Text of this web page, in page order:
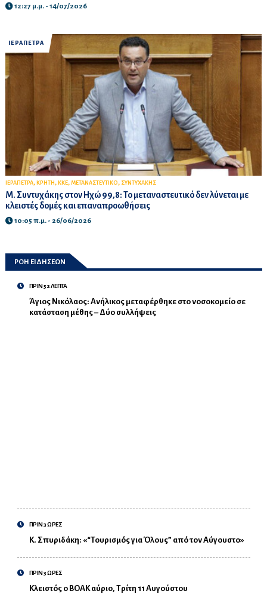
12:27 μ.μ. - 14/07/2026
ΙΕΡΑΠΕΤΡΑ
ΙΕΡΑΠΕΤΡΑ, ΚΡΗΤΗ , ΚΚΕ, ΜΕΤΑΝΑΣΤΕΥΤΙΚΟ, ΣΥΝΤΥΧΑΚΗΣ
Μ. Συντυχάκης στον Ηχώ 99,8: Το μεταναστευτικό δεν λύνεται με
κλειστές δομές και επαναπροωθήσεις
10:05 π.μ. - 26/06/2026
ΡΟΗ ΕΙΔΗΣΕΩΝ
ΠΡΙΝ 52 ΛΕΠΤΑ
Άγιος Νικόλαος: Ανήλικος μεταφέρθηκε στο νοσοκομείο σε
κατάσταση μέθης – Δύο συλλήψεις
ΠΡΙΝ 3 ΩΡΕΣ
Κ. Σπυριδάκη: «“Τουρισμός για Όλους” από τον Αύγουστο»
ΠΡΙΝ 3 ΩΡΕΣ
Κλειστός ο ΒΟΑΚ αύριο, Τρίτη 11 Αυγούστου